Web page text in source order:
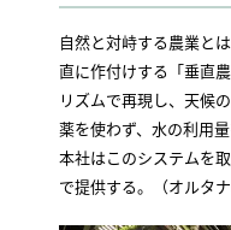
自然と対峙する農業と
直に作付けする「垂直
リズムで再現し、天候
薬を使わず、水の利用
本社はこのシステムを
で提供する。（オルタ